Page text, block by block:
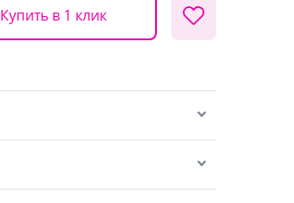
Купить в 1 клик